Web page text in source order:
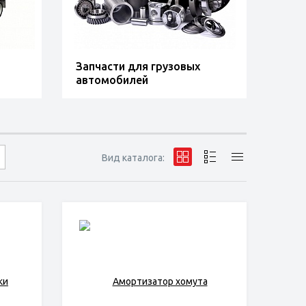
Запчасти для грузовых
автомобилей
Вид каталога: